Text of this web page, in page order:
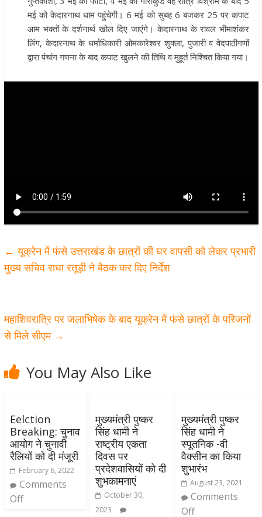
मई को केदारनाथ धाम पहुंचेगी। 6 मई को सुबह 6 बजकर 25 पर कपाट
आम भक्तों के दर्शनार्थ खोल दिए जाएंगे। केदारनाथ के रावल भीमाशंकर
लिंग, केदारनाथ के धर्माधिकारी ओमकारेश्वर शुक्ला, पुजारी व वेदपाठीगणों
द्वारा पंचांग गणना के बाद कपाट खुलने की तिथि व मुहूर्त निश्चित किया गया।
← यूक्रेन में फंसे उत्तराखंड के छात्रों की घर वापसी को लेकर प्रभारी
मुख्य सचिव राधा रतूड़ी ने बैठक कर दिए निर्देश
महाशिवरात्रि पर जलाभिषेक के बाद यूक्रेन में फंसे छात्रों के परिजनों
से मिले सीएम →
You May Also Like
Eelction
Breaking: चुनाव
आयोग ने चुनावी
रैलियों को दी मंजूरी
February 6, 2022
Comments
Off
मुख्यमंत्री पुष्कर
सिंह धामी ने
राष्ट्रीय एकता
दिवस पर
प्रदेशवासियों को दी
शुभकामनाएं
October 30,
2023
मुख्यमंत्री पुष्कर
सिंह धामी ने
स्पूतनिक -वी
वैक्सीन का किया
शुभारंभ
August 23, 2021
Comments
Off